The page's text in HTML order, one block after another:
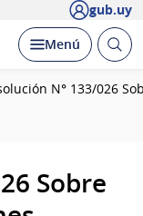
gub.uy
Desplegar
Menú Abrir
N° 133/026
Sobre